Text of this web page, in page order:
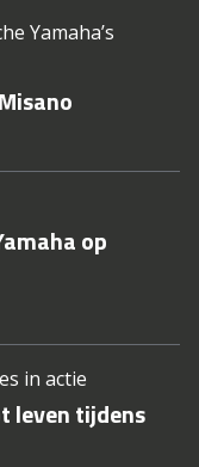
Yamaha’s
op
in actie
leven tijdens